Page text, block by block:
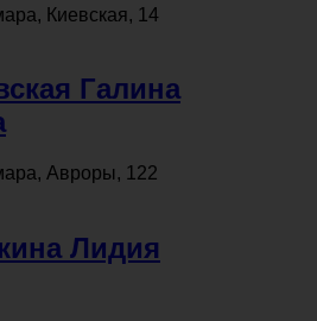
Киевская, 14
Галина
Авроры, 122
Лидия